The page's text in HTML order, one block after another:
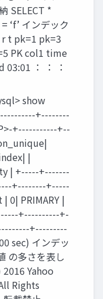
SELECT *
‘f’ インデック
r t pk=1 pk=3
PK col1 time
03:01 ： ： ：
show
+--------
+-----------+--
|
| +-----+-------
+--------+-----
0| PRIMARY |
+----------+-
+---------
sec) インデッ
の多さを表し
Yahoo
Rights